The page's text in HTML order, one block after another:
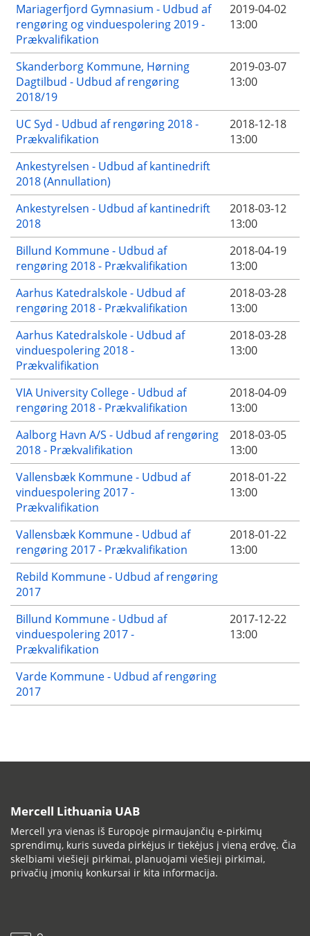
Mariagerfjord Gymnasium - Udbud af
rengøring og vinduespolering 2019 -
Prækvalifikation
2019-04-02
13:00
Skanderborg Kommune, Hørning
Dagtilbud - Udbud af rengøring
2018/19
2019-03-07
13:00
UC Syd - Udbud af rengøring 2018 -
Prækvalifikation
2018-12-18
13:00
Ankestyrelsen - Udbud af kantinedrift
2018 (Annullation)
Ankestyrelsen - Udbud af kantinedrift
2018
2018-03-12
13:00
Billund Kommune - Udbud af
rengøring 2018 - Prækvalifikation
2018-04-19
13:00
Aarhus Katedralskole - Udbud af
rengøring 2018 - Prækvalifikation
2018-03-28
13:00
Aarhus Katedralskole - Udbud af
vinduespolering 2018 -
Prækvalifikation
2018-03-28
13:00
VIA University College - Udbud af
rengøring 2018 - Prækvalifikation
2018-04-09
13:00
Aalborg Havn A/S - Udbud af rengøring
2018 - Prækvalifikation
2018-03-05
13:00
Vallensbæk Kommune - Udbud af
vinduespolering 2017 -
Prækvalifikation
2018-01-22
13:00
Vallensbæk Kommune - Udbud af
rengøring 2017 - Prækvalifikation
2018-01-22
13:00
Rebild Kommune - Udbud af rengøring
2017
Billund Kommune - Udbud af
vinduespolering 2017 -
Prækvalifikation
2017-12-22
13:00
Varde Kommune - Udbud af rengøring
2017
Mercell Lithuania UAB
Mercell yra vienas iš Europoje pirmaujančių e-pirkimų
sprendimų, kuris suveda pirkėjus ir tiekėjus į vieną erdvę. Čia
skelbiami viešieji pirkimai, planuojami viešieji pirkimai,
privačių įmonių konkursai ir kita informacija.